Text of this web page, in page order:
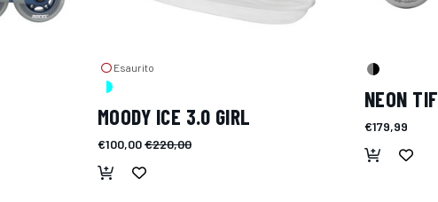
Esaurito
MOODY ICE 3.0 GIRL
€100,00€220,00
NEON TIF
€179,99